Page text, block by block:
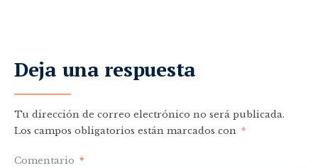
Deja una respuesta
Tu dirección de correo electrónico no será publicada.
Los campos obligatorios están marcados con *
Comentario *